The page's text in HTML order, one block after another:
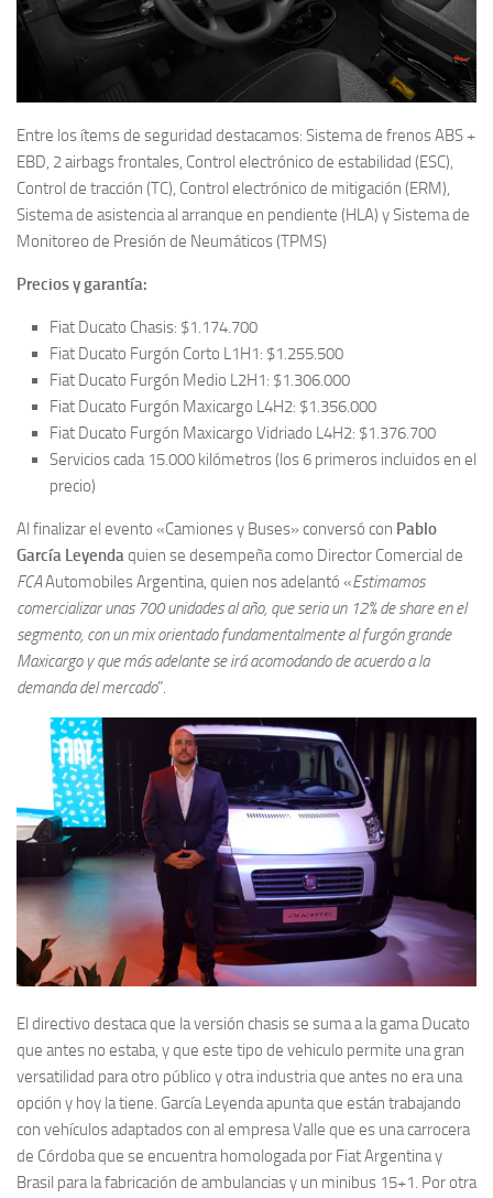
Entre los ítems de seguridad destacamos: Sistema de frenos ABS +
EBD, 2 airbags frontales, Control electrónico de estabilidad (ESC),
Control de tracción (TC), Control electrónico de mitigación (ERM),
Sistema de asistencia al arranque en pendiente (HLA) y Sistema de
Monitoreo de Presión de Neumáticos (TPMS)
Precios y garantía:
Fiat Ducato Chasis: $1.174.700
Fiat Ducato Furgón Corto L1H1: $1.255.500
Fiat Ducato Furgón Medio L2H1: $1.306.000
Fiat Ducato Furgón Maxicargo L4H2: $1.356.000
Fiat Ducato Furgón Maxicargo Vidriado L4H2: $1.376.700
Servicios cada 15.000 kilómetros (los 6 primeros incluidos en el
precio)
Al finalizar el evento «Camiones y Buses» conversó con Pablo
García Leyendaquien se desempeña como Director Comercial de
FCAAutomobiles Argentina, quien nos adelantó «Estimamos
comercializar unas 700 unidades al año, que seria un 12% de share en el
segmento, con un mix orientado fundamentalmente al furgón grande
Maxicargo y que más adelante se irá acomodando de acuerdo a la
demanda del mercado”.
El directivo destaca que la versión chasis se suma a la gama Ducato
que antes no estaba, y que este tipo de vehiculo permite una gran
versatilidad para otro público y otra industria que antes no era una
opción y hoy la tiene. García Leyenda apunta que están trabajando
con vehículos adaptados con al empresa Valle que es una carrocera
de Córdoba que se encuentra homologada por Fiat Argentina y
Brasil para la fabricación de ambulancias y un minibus 15+1. Por otra